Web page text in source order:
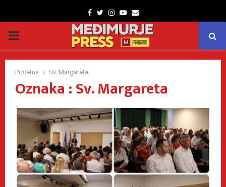
Facebook
TwitterInstagram
Youtube
Email
PRIMARY
MENU
Početna Sv. Margareta
Oznaka : Sv. Margareta